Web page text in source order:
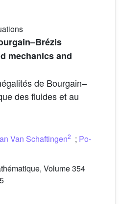
mechanics and
de Bourgain–
des fluides et au
Van Schaftingen2 ; Po-
Volume 354